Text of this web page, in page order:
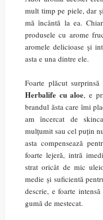
mult timp pe piele, dar
mă încântă la ea.
produsele cu arome
aromele delicioase și
asta e una dintre ele.
Foarte plăcut
Herbalife cu aloe, e
brandul ăsta care îmi
am încercat de
mulțumit sau cel puțin
asta compensează
foarte lejeră, intră
strat oricât de mic
medie și suficientă
descrie, e foarte
gumă de mestecat.